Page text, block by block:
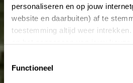
personaliseren en op jouw
website en daarbuiten) af te
toestemming altijd weer
Functioneel